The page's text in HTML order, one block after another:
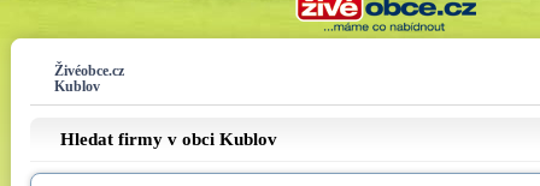
Živéobce.cz
Kublov
Hledat firmy v obci Kublov